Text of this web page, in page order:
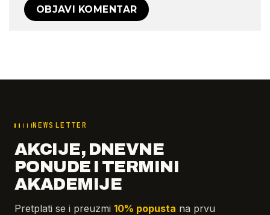
NEWSLETTER
AKCIJE, DNEVNE
PONUDE I TERMINI
AKADEMIJE
Pretplati se i preuzmi 10% popusta na prvu